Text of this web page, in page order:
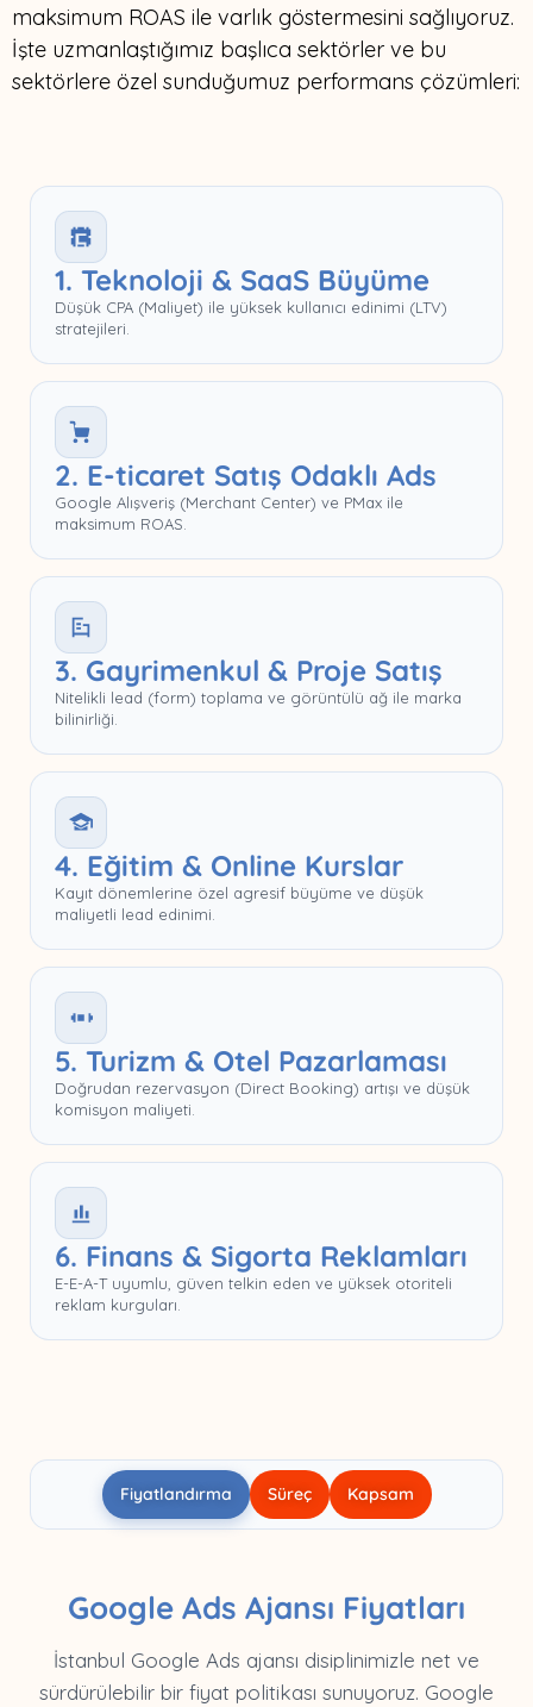
maksimum ROAS ile varlık göstermesini sağlıyoruz.
İşte uzmanlaştığımız başlıca sektörler ve bu
sektörlere özel sunduğumuz performans çözümleri:
1. Teknoloji & SaaS Büyüme
Düşük CPA (Maliyet) ile yüksek kullanıcı edinimi (LTV)
stratejileri.
2. E-ticaret Satış Odaklı Ads
Google Alışveriş (Merchant Center) ve PMax ile
maksimum ROAS.
3. Gayrimenkul & Proje Satış
Nitelikli lead (form) toplama ve görüntülü ağ ile marka
bilinirliği.
4. Eğitim & Online Kurslar
Kayıt dönemlerine özel agresif büyüme ve düşük
maliyetli lead edinimi.
5. Turizm & Otel Pazarlaması
Doğrudan rezervasyon (Direct Booking) artışı ve düşük
komisyon maliyeti.
6. Finans & Sigorta Reklamları
E-E-A-T uyumlu, güven telkin eden ve yüksek otoriteli
reklam kurguları.
Fiyatlandırma Süreç Kapsam
Google Ads Ajansı Fiyatları
İstanbul Google Ads ajansı disiplinimizle net ve
sürdürülebilir bir fiyat politikası sunuyoruz. Google